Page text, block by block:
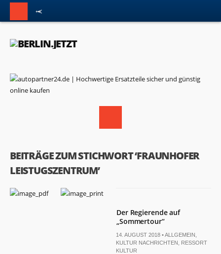
BEITRÄGE ZUM STICHWORT ‘FRAUNHOFER
LEISTUGSZENTRUM’
Der Regierende auf
„Sommertour“
14. AUGUST 2018 •ALLGEMEIN
KULTUR NACHRICHTEN
RESSORT
KULTUR